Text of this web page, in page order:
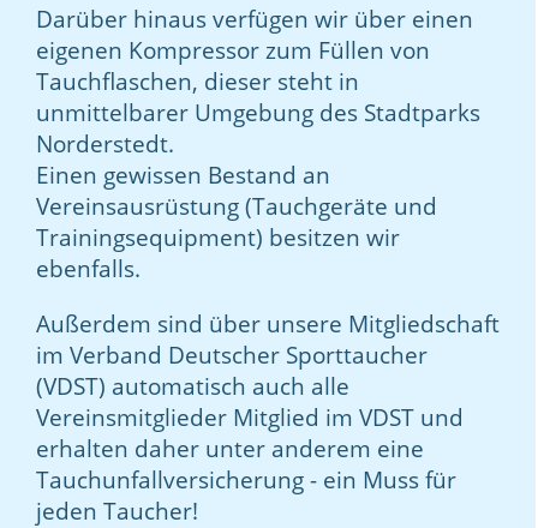
Darüber hinaus verfügen wir über einen
eigenen Kompressor zum Füllen von
Tauchflaschen, dieser steht in
unmittelbarer Umgebung des Stadtparks
Norderstedt.
Einen gewissen Bestand an
Vereinsausrüstung (Tauchgeräte und
Trainingsequipment) besitzen wir
ebenfalls.
Außerdem sind über unsere Mitgliedschaft
im Verband Deutscher Sporttaucher
(VDST) automatisch auch alle
Vereinsmitglieder Mitglied im VDST und
erhalten daher unter anderem eine
Tauchunfallversicherung - ein Muss für
jeden Taucher!